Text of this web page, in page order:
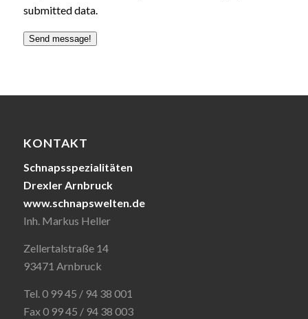
submitted data.
Send message!
KONTAKT
Schnapsspezialitäten
Drexler Arnbruck
www.schnapswelten.de
Inh. Markus Heller
Zellertalstraße 14
93471 Arnbruck
Tel. 0 99 45 / 94 38 001
Fax 0 99 45 / 94 38 003